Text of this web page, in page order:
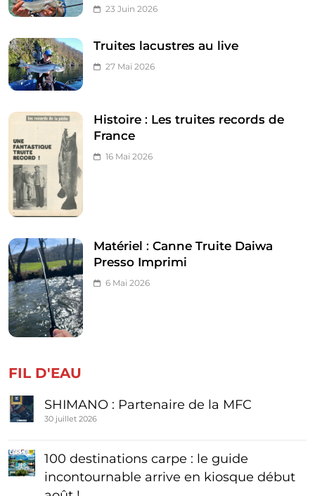
23 Juin 2026
Truites lacustres au live
27 Mai 2026
Histoire : Les truites records de
France
16 Mai 2026
Matériel : Canne Truite Daiwa
Presso Imprimi
6 Mai 2026
FIL D'EAU
SHIMANO : Partenaire de la MFC
30 juillet 2026
100 destinations carpe : le guide
incontournable arrive en kiosque début